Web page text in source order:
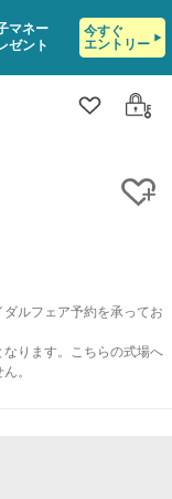
マネー
ゼント
今すぐ
エントリー
クリップ
ログ
ルフェア予約を承ってお
なります。こちらの式場へ
。